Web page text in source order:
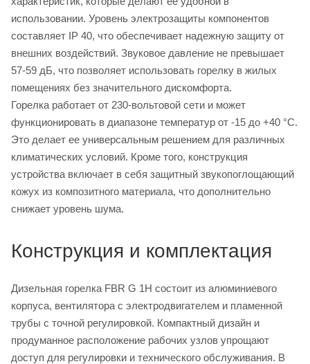
использовании. Уровень электрозащиты компонентов
составляет IP 40, что обеспечивает надежную защиту от
внешних воздействий. Звуковое давление не превышает
57-59 дБ, что позволяет использовать горелку в жилых
помещениях без значительного дискомфорта.
Горелка работает от 230-вольтовой сети и может
функционировать в диапазоне температур от -15 до +40 °C.
Это делает ее универсальным решением для различных
климатических условий. Кроме того, конструкция
устройства включает в себя защитный звукопоглощающий
кожух из композитного материала, что дополнительно
снижает уровень шума.
Конструкция и комплектация
Дизельная горелка FBR G 1H состоит из алюминиевого
корпуса, вентилятора с электродвигателем и пламенной
трубы с точной регулировкой. Компактный дизайн и
продуманное расположение рабочих узлов упрощают
доступ для регулировки и технического обслуживания. В